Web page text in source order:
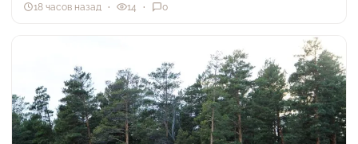
18 часов назад 14 0